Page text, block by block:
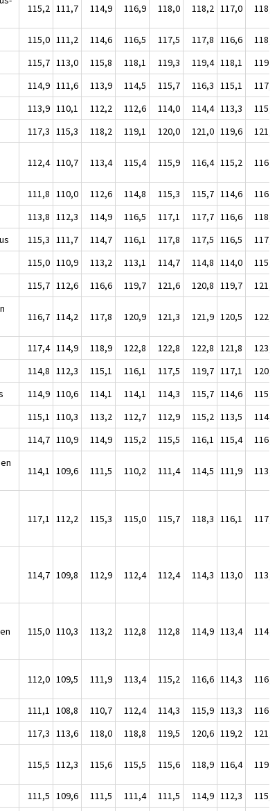
115,2 111,7 114,9 116,9 118,0 118,2 117,0 118,5
115,0 111,2 114,6 116,5 117,5 117,8 116,6
118,0
115,7 113,0 115,8 118,1 119,3 119,4 118,1
119,6
114,9 111,6 113,9 114,5 115,7 116,3 115,1
117,1
113,9 110,1 112,2 112,6 114,0 114,4 113,3
115,1
117,3 115,3 118,2 119,1 120,0 121,0 119,6
121,8
112,4 110,7 113,4 115,4 115,9 116,4 115,2 116,7
111,8 110,0 112,6 114,8 115,3 115,7 114,6
116,0
113,8 112,3 114,9 116,5 117,1 117,7 116,6
118,2
115,3 111,7 114,7 116,1 117,8 117,5 116,5
117,9
115,0 110,9 113,2 113,1 114,7 114,8 114,0
115,1
115,7 112,6 116,6 119,7 121,6 120,8 119,7
121,2
116,7 114,2 117,8 120,9 121,3 121,9 120,5 122,3
117,4 114,9 118,9 122,8 122,8 122,8 121,8
123,1
114,8 112,3 115,1 116,1 117,5 119,7 117,1
120,0
114,9 110,6 114,1 114,1 114,3 115,7 114,6
115,7
115,1 110,3 113,2 112,7 112,9 115,2 113,5
114,3
114,7 110,9 114,9 115,2 115,5 116,1 115,4
116,9
114,1 109,6 111,5 110,2 111,4 114,5 111,9 113,6
117,1 112,2 115,3 115,0 115,7 118,3 116,1 117,4
114,7 109,8 112,9 112,4 112,4 114,3 113,0 113,5
115,0 110,3 113,2 112,8 112,8 114,9 113,4 114,1
112,0 109,5 111,9 113,4 115,2 116,6 114,3 116,9
111,1 108,8 110,7 112,4 114,3 115,9 113,3
116,1
117,3 113,6 118,0 118,8 119,5 120,6 119,2
121,4
115,5 112,3 115,6 115,5 115,6 118,9 116,4 119,4
111,5 109,6 111,5 111,4 111,5 114,9 112,3
115,3